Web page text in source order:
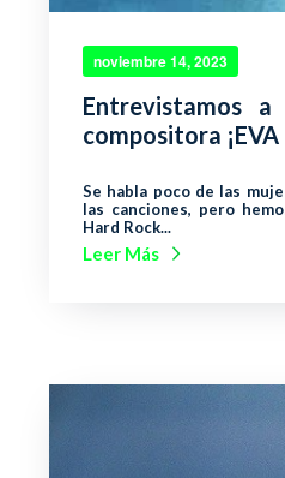
noviembre 14, 2023
Entrevistamos
compositora ¡EVA
Se habla poco de las
las canciones, pero
Hard Rock...
Leer Más